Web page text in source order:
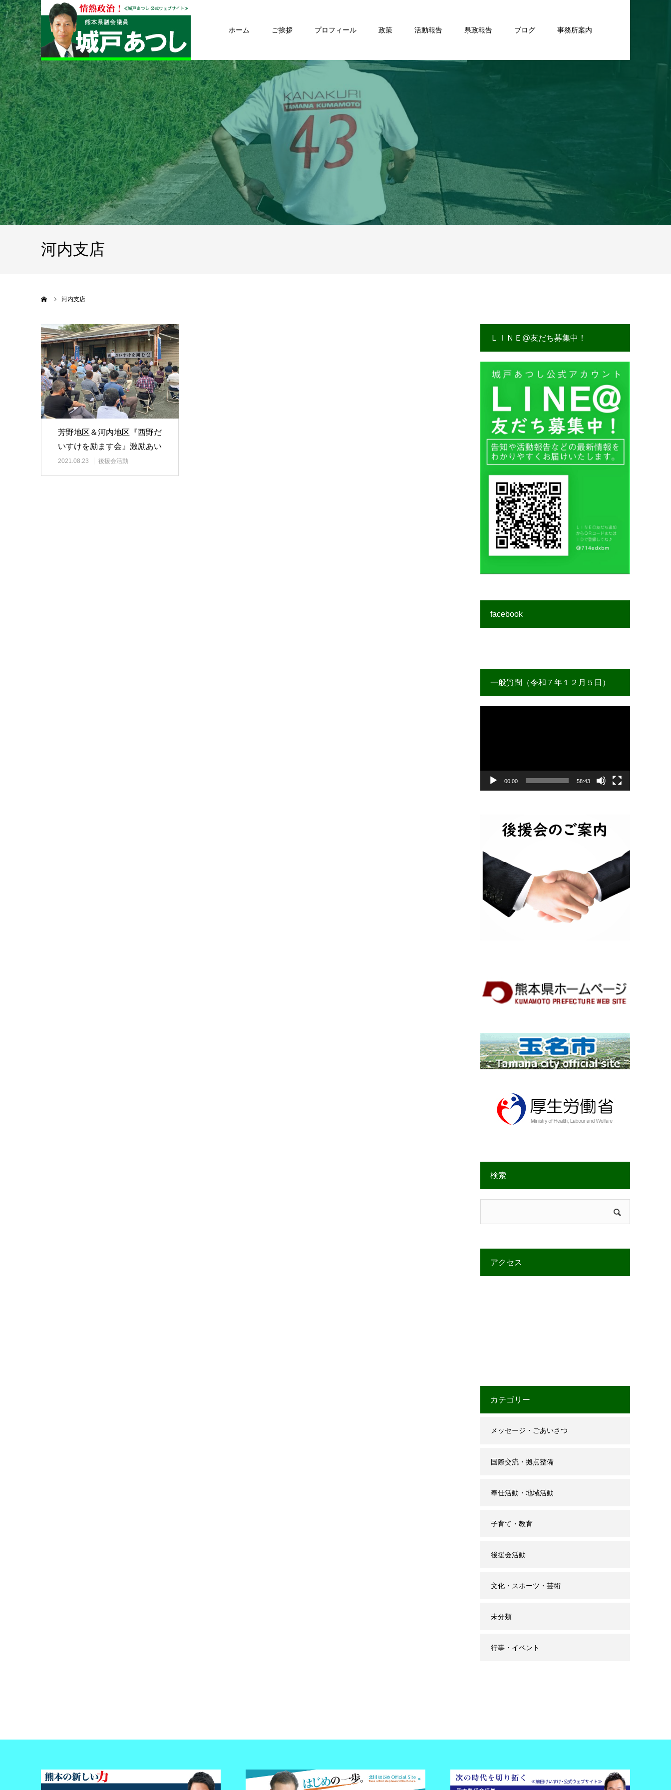
ホーム ご挨拶 プロフィール 政策 活動報告 県政報告 ブログ 事務所案内
河内支店
河内支店
芳野地区＆河内地区『西野だ
いすけを励ます会』激励あい
さつ
2021.08.23 後援会活動
ＬＩＮＥ@友だち募集中！
facebook
一般質問（令和７年１２月５日）
00:00 58:43
検索
アクセス
カテゴリー
メッセージ・ごあいさつ
国際交流・拠点整備
奉仕活動・地域活動
子育て・教育
後援会活動
文化・スポーツ・芸術
未分類
行事・イベント